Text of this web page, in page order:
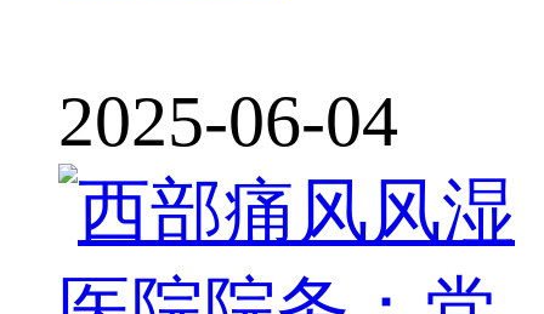
2025-06-04